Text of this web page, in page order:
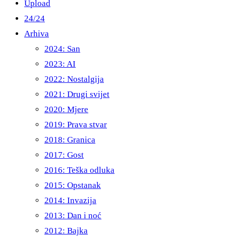
Upload
24/24
Arhiva
2024: San
2023: AI
2022: Nostalgija
2021: Drugi svijet
2020: Mjere
2019: Prava stvar
2018: Granica
2017: Gost
2016: Teška odluka
2015: Opstanak
2014: Invazija
2013: Dan i noć
2012: Bajka